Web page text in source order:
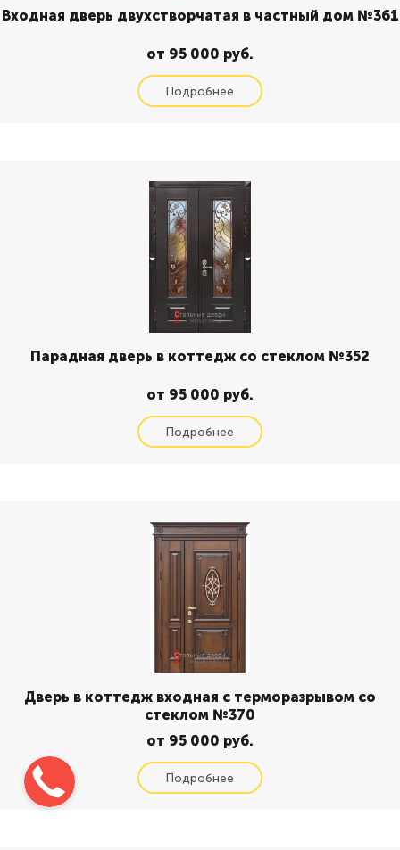
Входная дверь двухстворчатая в частный дом №361
от 95 000 руб.
Парадная дверь в коттедж со стеклом №352
от 95 000 руб.
Дверь в коттедж входная с терморазрывом со
стеклом №370
от 95 000 руб.